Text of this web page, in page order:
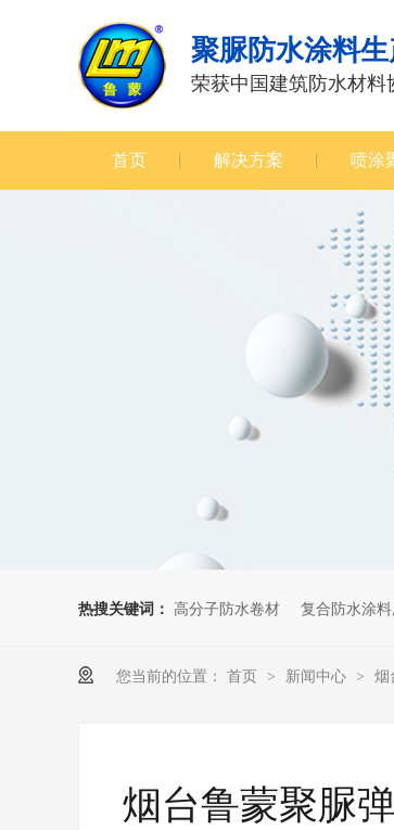
聚脲防水涂料
荣获中国建筑防水材料
首页 解决方案 喷涂
热搜关键词： 高分子防水卷材 复合防水涂
您当前的位置： 首页 > 新闻中心 > 烟
烟台鲁蒙聚脲